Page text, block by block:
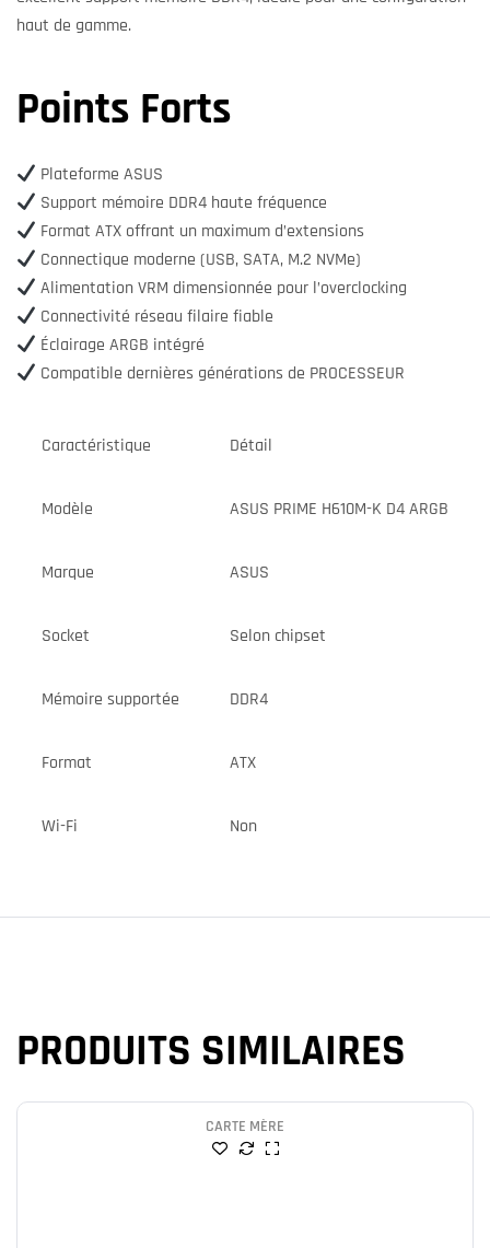
haut de gamme.
Points Forts
Plateforme ASUS
Support mémoire DDR4 haute fréquence
Format ATX offrant un maximum d’extensions
Connectique moderne (USB, SATA, M.2 NVMe)
Alimentation VRM dimensionnée pour l’overclocking
Connectivité réseau filaire fiable
Éclairage ARGB intégré
Compatible dernières générations de PROCESSEUR
Caractéristique Détail
Modèle ASUS PRIME H610M-K D4 ARGB
Marque ASUS
Socket Selon chipset
Mémoire supportée DDR4
Format ATX
Wi-Fi Non
PRODUITS SIMILAIRES
CARTE MÈRE